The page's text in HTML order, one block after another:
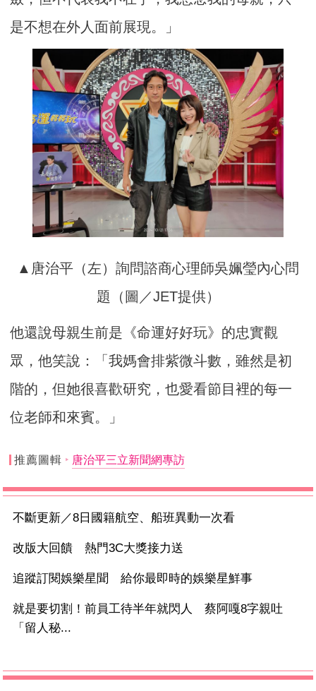
是不想在外人面前展現。」
▲唐治平（左）詢問諮商心理師吳姵瑩內心問
題（圖／JET提供）
他還說母親生前是《命運好好玩》的忠實觀
眾，他笑說：「我媽會排紫微斗數，雖然是初
階的，但她很喜歡研究，也愛看節目裡的每一
位老師和來賓。」
推薦圖輯 唐治平三立新聞網專訪
不斷更新／8日國籍航空、船班異動一次看
改版大回饋 熱門3C大獎接力送
追蹤訂閱娛樂星聞 給你最即時的娛樂星鮮事
就是要切割！前員工待半年就閃人 蔡阿嘎8字親吐
「留人秘...